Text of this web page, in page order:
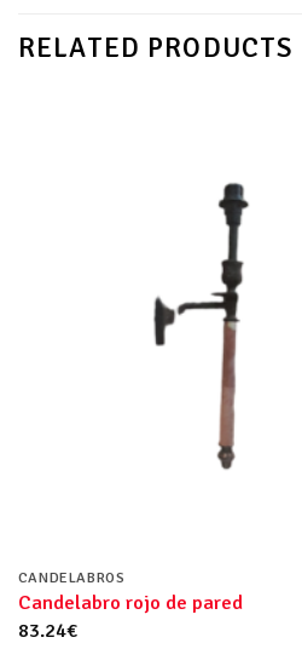
RELATED PRODUCTS
CANDELABROS
Candelabro rojo de pared
83.24€